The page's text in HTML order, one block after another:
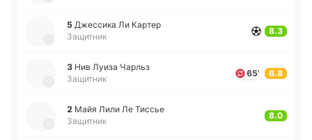
5 Дже­сси­ка Ли Картер
Защитник
8.3
3 Нив Луиза Чарльз
Защитник
65' 6.8
2 Майя Лили Ле Тиссье
Защитник
8.0